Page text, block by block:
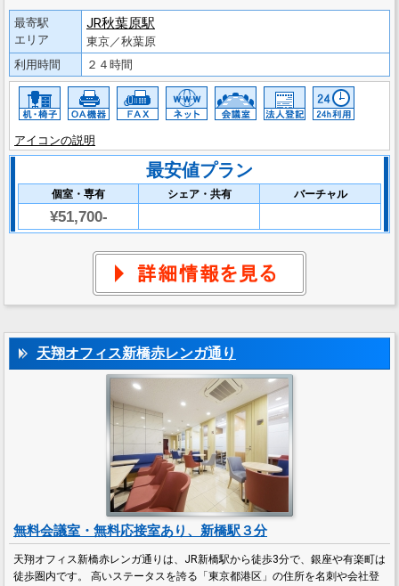
最寄駅
エリア
JR秋葉原駅
東京／秋葉原
利用時間
２４時間
アイコンの説明
最安値プラン
個室・専有 シェア・共有 バーチャル
¥51,700-
天翔オフィス新橋赤レンガ通り
無料会議室・無料応接室あり、新橋駅３分
天翔オフィス新橋赤レンガ通りは、JR新橋駅から徒歩3分で、銀座や有楽町は
徒歩圏内です。 高いステータスを誇る「東京都港区」の住所を名刺や会社登